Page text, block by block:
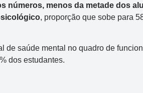
números, menos da metade dos
, proporção que sobe para
de saúde mental no quadro de
dos estudantes.